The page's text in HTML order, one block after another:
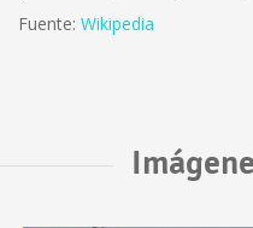
Fuente: Wikipedia